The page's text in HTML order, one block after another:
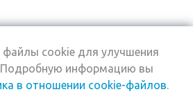
Компания
cookie для улучшения
Подробную информацию вы
в отношении cookie-файлов.